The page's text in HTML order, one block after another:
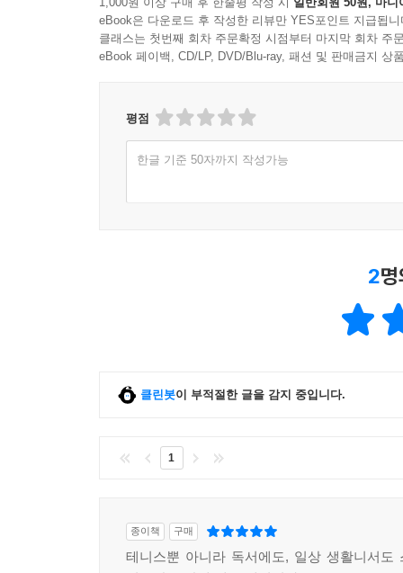
eBook은 다운로드 후 작성한 리뷰만 YES포인트 지급됩니
클래스는 첫번째 회차 주문확정 시점부터 마지막 회차 주
eBook 페이백, CD/LP, DVD/Blu-ray, 패션 및 판매금지 상
평점
한글 기준 50자까지 작성가능
2
클린봇이 부적절한 글을 감지 중입니다.
1
종이책 구매
테니스뿐 아니라 독서에도, 일상 생활니서도